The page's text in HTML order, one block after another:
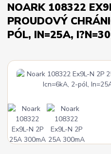
NOARK 108322
PROUDOVÝ
PÓL, IN=25A,